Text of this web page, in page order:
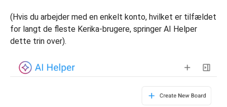
(Hvis du arbejder med en enkelt konto, hvilket er tilfældet
for langt de fleste Kerika-brugere, springer AI Helper
dette trin over).